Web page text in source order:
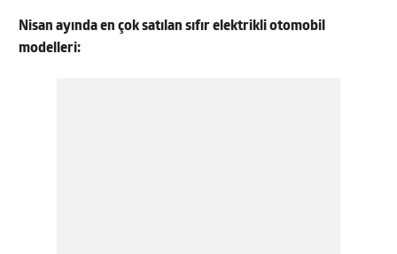
Nisan ayında en çok satılan sıfır elektrikli otomobil
modelleri: